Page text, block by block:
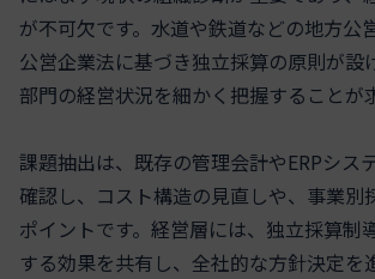
が不可欠です。水道や鉄道などの地方公
公営企業法に基づき独立採算の原則が設
部門の経営状況を細かく把握することが
課題抽出は、既存の管理会計やERPシス
確認し、コスト構造の見直しや、事業別
ポイントです。経営層には、独立採算制
する効果を共有し、全社的な方針決定を